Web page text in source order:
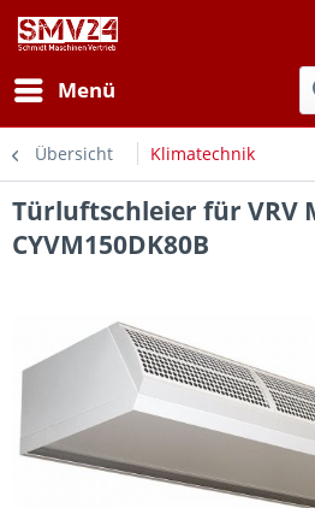
Menü
Übersicht Klimatechnik
Türluftschleier für VRV
CYVM150DK80B